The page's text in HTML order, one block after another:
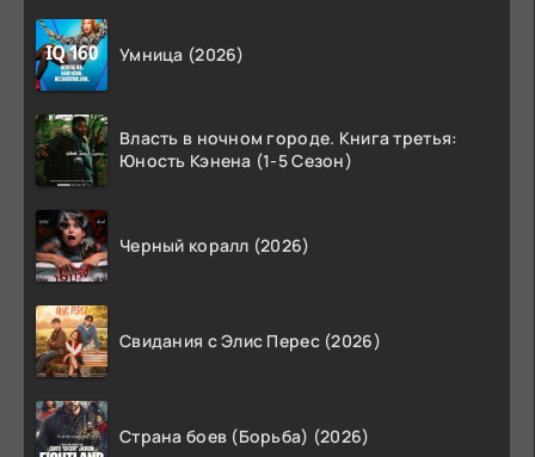
Умница (2026)
Власть в ночном городе. Книга третья:
Юность Кэнена (1-5 Сезон)
Черный коралл (2026)
Свидания с Элис Перес (2026)
Страна боев (Борьба) (2026)